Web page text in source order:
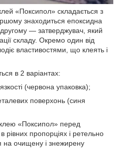
«Поксипол» складається з
знаходиться епоксидна
— затверджувач, який
складу. Окремо один від
властивостями, що клеять і
в 2 варіантах:
(червона упаковка);
поверхонь (синя
клею «Поксипол» перед
рівних пропорціях і ретельно
на очищену і знежирену